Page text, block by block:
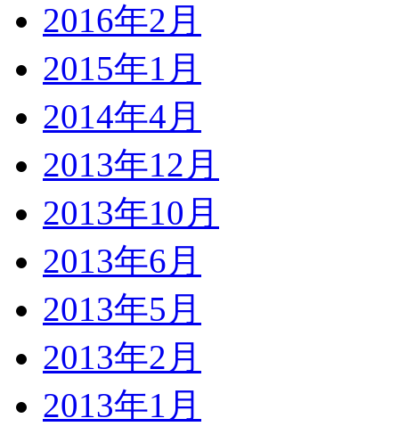
2016年2月
2015年1月
2014年4月
2013年12月
2013年10月
2013年6月
2013年5月
2013年2月
2013年1月